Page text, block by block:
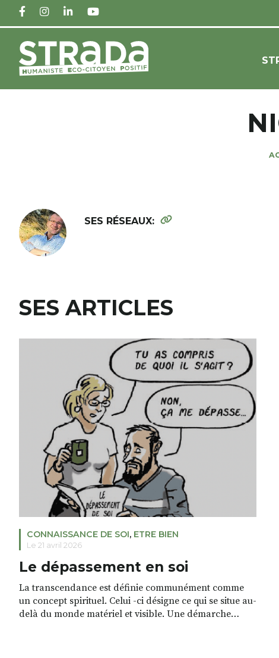
FACEBOOKINSTAGRAM
LINKEDINYOUTUBE
SES RÉSEAUX:
SES ARTICLES
CONNAISSANCE DE SOI, ETRE BIEN
Le 21 avril 2026
Le dépassement en soi
La transcendance est définie communément comme
un concept spirituel. Celui -ci désigne ce qui se situe au-
delà du monde matériel et visible. Une démarche